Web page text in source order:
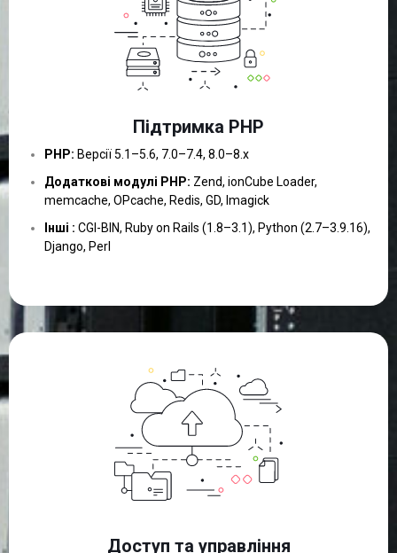
Підтримка PHP
PHP: Версії 5.1–5.6, 7.0–7.4, 8.0–8.x
Додаткові модулі PHP: Zend, ionCube Loader,
memcache, OPcache, Redis, GD, Imagick
Інші : CGI-BIN, Ruby on Rails (1.8–3.1), Python (2.7–3.9.16),
Django, Perl
Доступ та управління